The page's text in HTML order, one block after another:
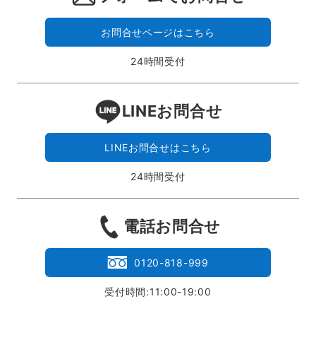
お問合せページはこちら
24時間受付
LINEお問合せ
LINEお問合せはこちら
24時間受付
電話お問合せ
0120-818-999
受付時間:11:00-19:00